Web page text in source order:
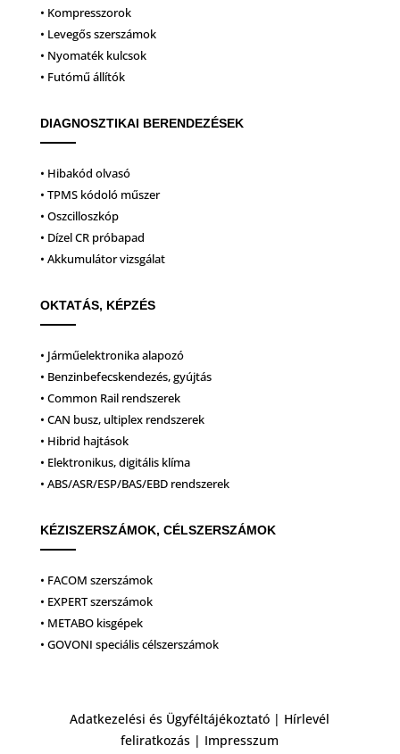
• Kompresszorok
• Levegős szerszámok
• Nyomaték kulcsok
• Futómű állítók
DIAGNOSZTIKAI BERENDEZÉSEK
• Hibakód olvasó
• TPMS kódoló műszer
• Oszcilloszkóp
• Dízel CR próbapad
• Akkumulátor vizsgálat
OKTATÁS, KÉPZÉS
• Járműelektronika alapozó
• Benzinbefecskendezés, gyújtás
• Common Rail rendszerek
• CAN busz, ultiplex rendszerek
• Hibrid hajtások
• Elektronikus, digitális klíma
• ABS/ASR/ESP/BAS/EBD rendszerek
KÉZISZERSZÁMOK, CÉLSZERSZÁMOK
• FACOM szerszámok
• EXPERT szerszámok
• METABO kisgépek
• GOVONI speciális célszerszámok
Adatkezelési és Ügyféltájékoztató | Hírlevél
feliratkozás | Impresszum